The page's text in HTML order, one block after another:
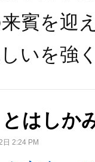
賓を迎
いを強
はしか
2:24 PM